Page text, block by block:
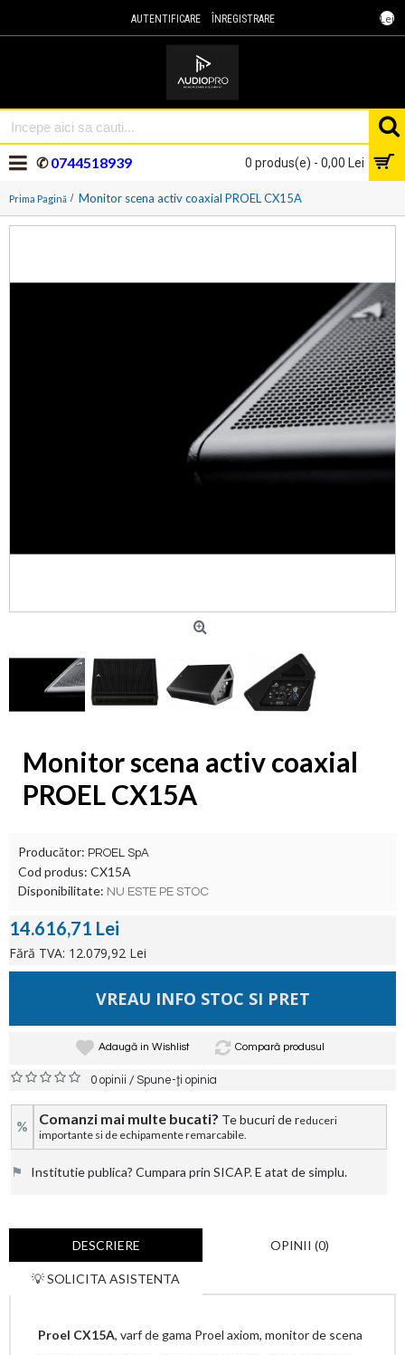
Lei
AUTENTIFICARE ÎNREGISTRARE
0 produs(e) - 0,00 Lei
✆0744518939
Prima Pagină Monitor scena activ coaxial PROEL CX15A
Monitor scena activ coaxial
PROEL CX15A
Producător: PROEL SpA
Cod produs: CX15A
Disponibilitate: NU ESTE PE STOC
14.616,71 Lei
Fără TVA: 12.079,92 Lei
VREAU INFO STOC SI PRET
Adaugă in Wishlist Compară produsul
0 opinii /Spune-ţi opinia
% Comanzi mai multe bucati? Te bucuri de reduceri
importante si de echipamente remarcabile.
⚑ Institutie publica? Cumpara prin SICAP. E atat de simplu.
DESCRIERE OPINII (0)
💡 SOLICITA ASISTENTA
Proel CX15A, varf de gama Proel axiom, monitor de scena